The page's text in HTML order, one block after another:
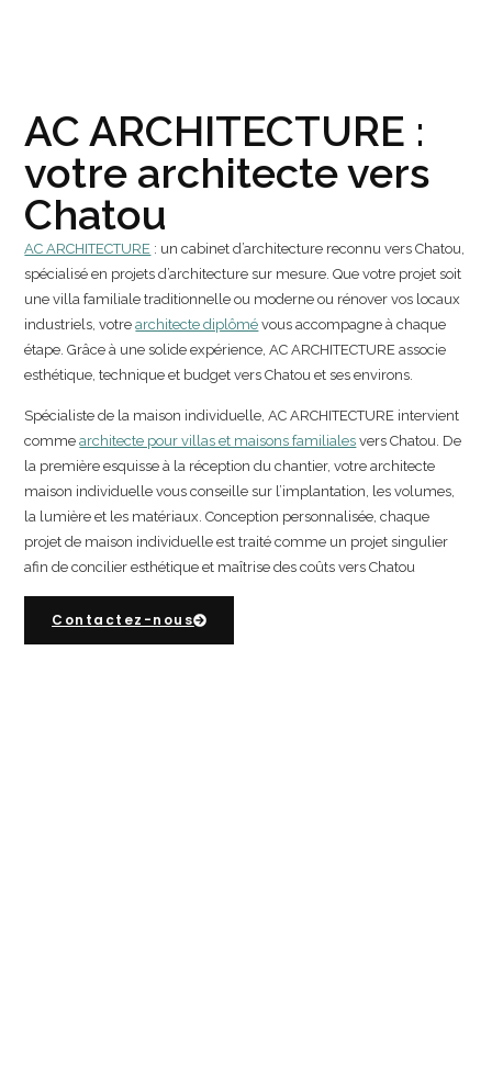
AC ARCHITECTURE :
votre architecte vers
Chatou
AC ARCHITECTURE : un cabinet d’architecture reconnu vers Chatou,
spécialisé en projets d’architecture sur mesure. Que votre projet soit
une villa familiale traditionnelle ou moderne ou rénover vos locaux
industriels, votrearchitecte diplômé vous accompagne à chaque
étape. Grâce à une solide expérience, AC ARCHITECTURE associe
esthétique, technique et budget vers Chatou et ses environs.
Spécialiste de la maison individuelle, AC ARCHITECTURE intervient
commearchitecte pour villas et maisons familiales vers Chatou. De
la première esquisse à la réception du chantier, votre architecte
maison individuelle vous conseille sur l’implantation, les volumes,
la lumière et les matériaux. Conception personnalisée, chaque
projet de maison individuelle est traité comme un projet singulier
afin de concilier esthétique et maîtrise des coûts vers Chatou
Contactez-nous